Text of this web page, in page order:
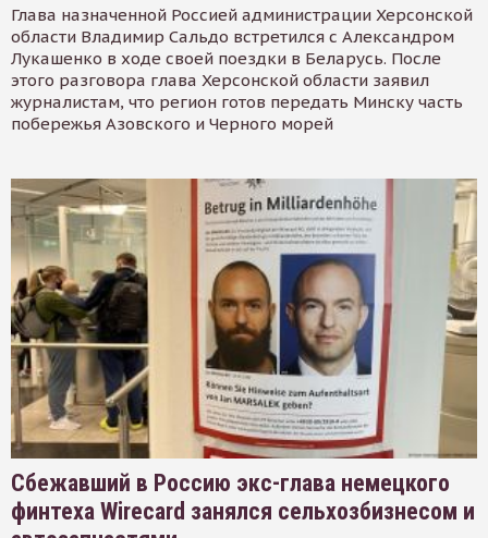
Глава назначенной Россией администрации Херсонской
области Владимир Сальдо встретился с Александром
Лукашенко в ходе своей поездки в Беларусь. После
этого разговора глава Херсонской области заявил
журналистам, что регион готов передать Минску часть
побережья Азовского и Черного морей
Сбежавший в Россию экс-глава немецкого
финтеха Wirecard занялся сельхозбизнесом и